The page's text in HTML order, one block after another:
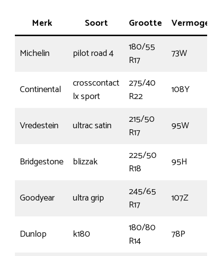
Merk Soort Grootte Vermogen
Michelin pilot road 4
180/55
R17
73W
Continental
crosscontact
lx sport
275/40
R22
108Y
Vredestein ultrac satin
215/50
R17
95W
Bridgestone blizzak
225/50
R18
95H
Goodyear ultra grip
245/65
R17
107Z
Dunlop k180
180/80
R14
78P